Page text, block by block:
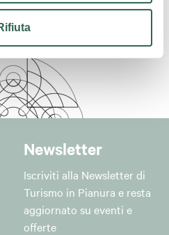
Newsletter
Iscriviti alla Newsletter di
Turismo in Pianura e resta
aggiornato su eventi e
offerte